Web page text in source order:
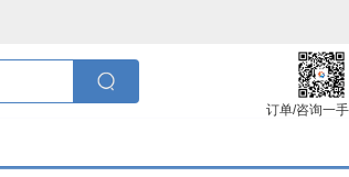
订单/咨询一